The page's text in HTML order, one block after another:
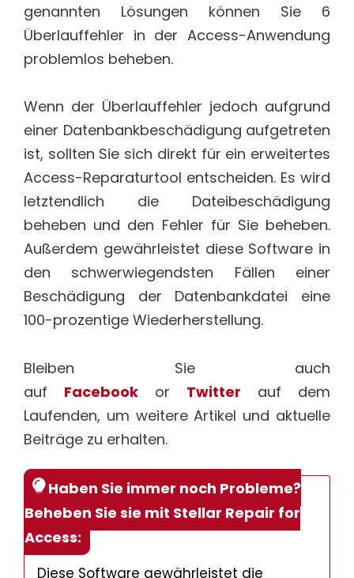
genannten Lösungen können Sie 6
Überlauffehler in der Access-Anwendung
problemlos beheben.
Wenn der Überlauffehler jedoch aufgrund
einer Datenbankbeschädigung aufgetreten
ist, sollten Sie sich direkt für ein erweitertes
Access-Reparaturtool entscheiden. Es wird
letztendlich die Dateibeschädigung
beheben und den Fehler für Sie beheben.
Außerdem gewährleistet diese Software in
den schwerwiegendsten Fällen einer
Beschädigung der Datenbankdatei eine
100-prozentige Wiederherstellung.
Bleiben Sie auch
auf Facebook or Twitter auf dem
Laufenden, um weitere Artikel und aktuelle
Beiträge zu erhalten.
Haben Sie immer noch Probleme?
Beheben Sie sie mit Stellar Repair for
Access:
Diese Software gewährleistet die